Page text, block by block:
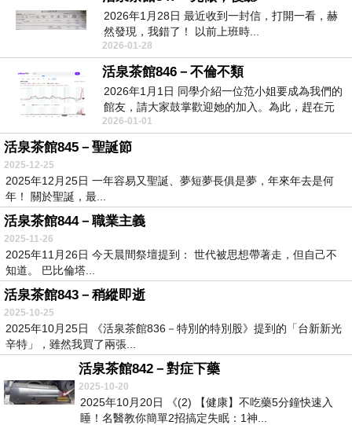
2026年1月28日 最近收到一封信，打開一看，赫
然發現，我錯了！ 以前上班時...
2026-01-28
活泉茶館846－不倫不類
2026年1月1日 同學介紹一位范小姐要成為我們的
館友，請大家鼓掌歡迎她的加入。為此，趕在元
旦...
2026-01-01
活泉茶館845－聖誕節
2025-12-25
2025年12月25日 一年容易又聖誕、夢短夢長俱是夢，年來年去是何
年！ 關於聖誕，最...
活泉茶館844－職業主義
2025-11-26
2025年11月26日 今天晨間祭壇提到： 世代被思想帶著走，但自己不
知道。 巴比倫塔...
活泉茶館843－稍縱即逝
2025-10-25
2025年10月25日 《活泉茶館836－特別的特別股》提到的「台新新光
辛特」，雖然我買了兩張...
活泉茶館842－對症下藥
2025-10-20
2025年10月20日 《(2) 【健康】不吃藥5分鐘快速入
睡！名醫教你簡單2招搞定失眠：1神...